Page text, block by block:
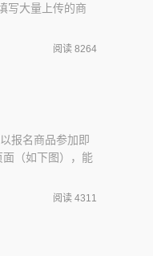
写大量上传的商
二横列中的说明
阅读 8264
报名商品参加即
（如下图），能
主题活动以及活
阅读 4311